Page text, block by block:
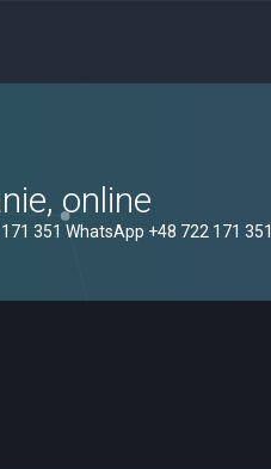
online
351 WhatsApp +48 722 171 351